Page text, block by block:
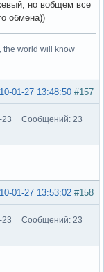
но вобщем все
обмена))
the world will know
#157
01-27 13:48:50
23
Сообщений: 23
#158
01-27 13:53:02
23
Сообщений: 23